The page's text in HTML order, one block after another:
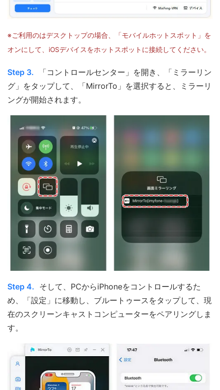
※ご利用のはデスクトップの場合、「モバイルホットスポット」を
オンにして、iOSデバイスをホットスポットに接続してください。
Step 3.
「コントロールセンター」を開き、「ミラーリン
グ」をタップして、「MirrorTo」を選択すると、ミラーリ
ングが開始されます。
Step 4. そして、PCからiPhoneをコントロールするた
め、「設定」に移動し、ブルートゥースをタップして、現
在のスクリーンキャストコンピューターをペアリングしま
す。